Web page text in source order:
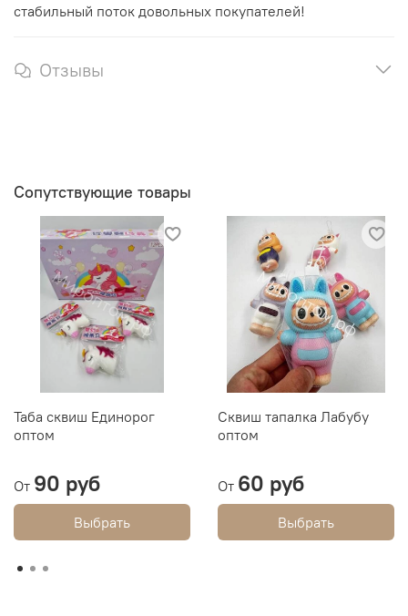
стабильный поток довольных покупателей!
Отзывы
Сопутствующие товары
Таба сквиш Единорог
оптом
От 90 руб
Выбрать
Сквиш тапалка Лабубу
оптом
От 60 руб
Выбрать